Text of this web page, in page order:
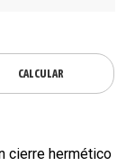
CALCULAR
cierre hermético